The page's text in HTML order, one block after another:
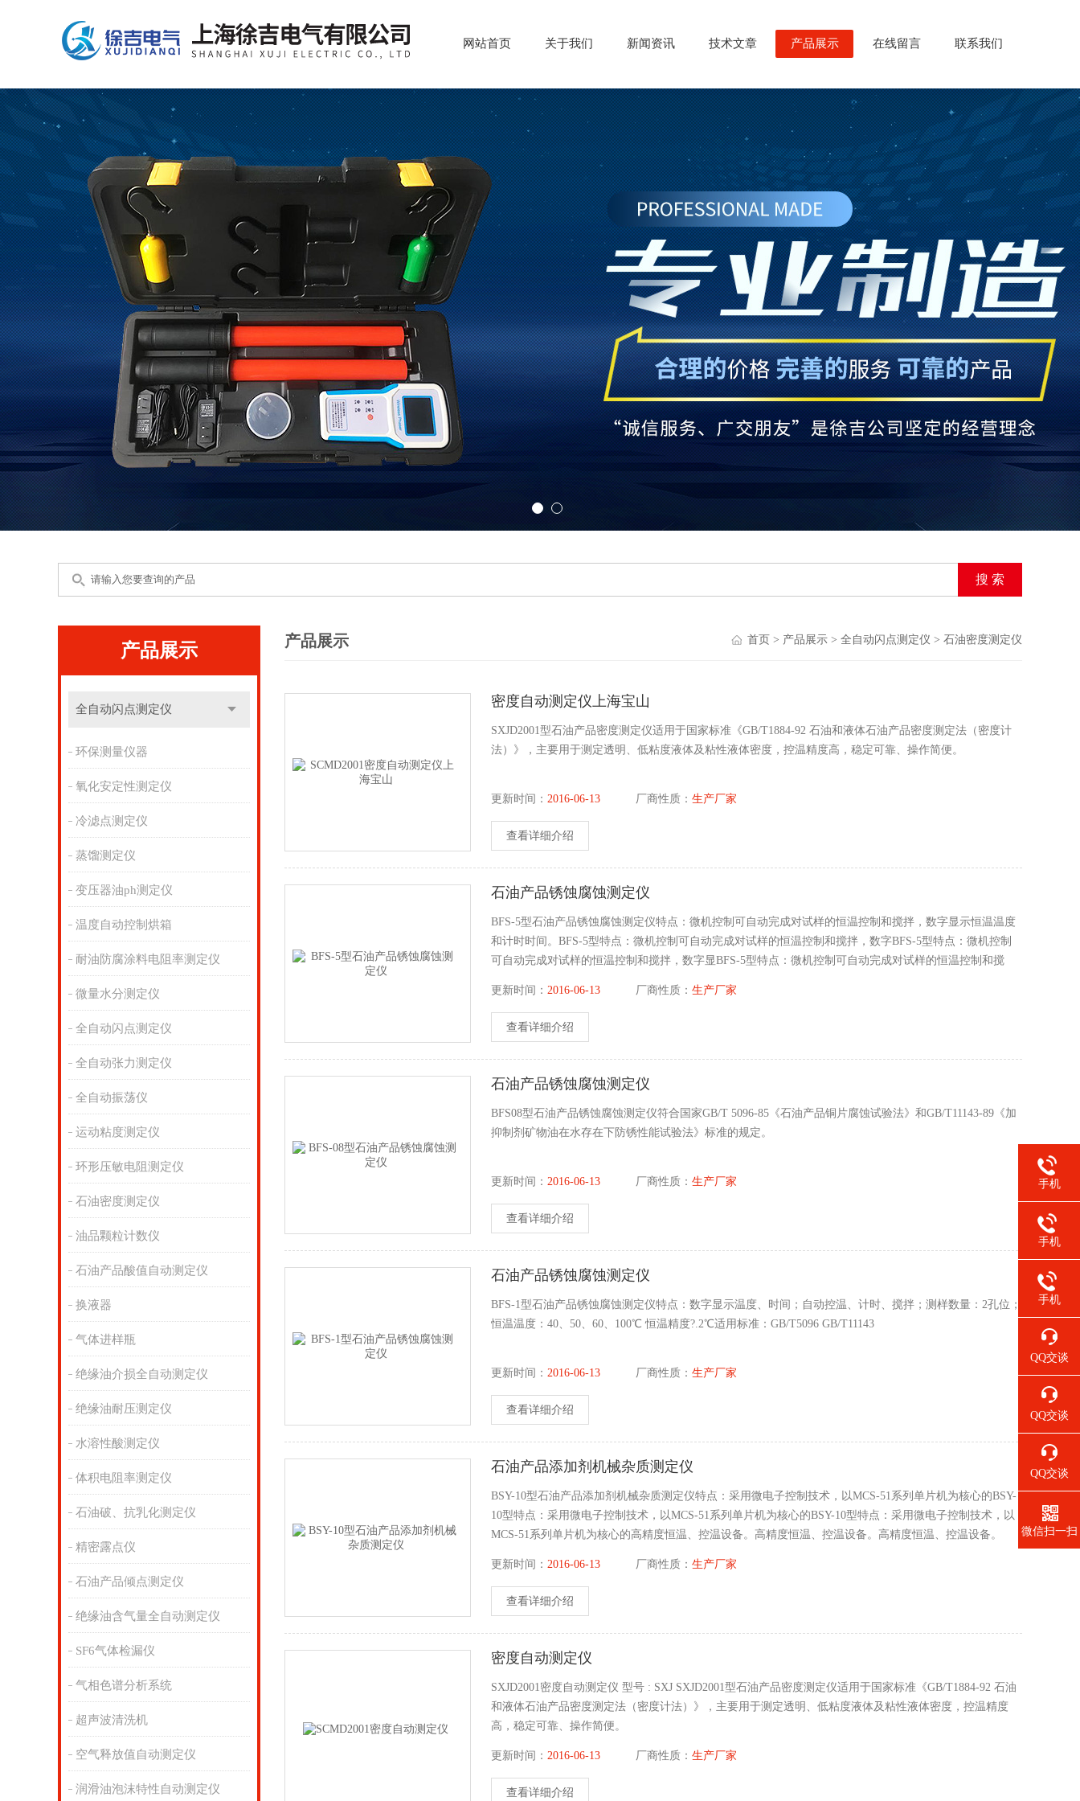
网站首页 关于我们 新闻资讯 技术文章 产品展示 在线留言 联系我们
产品展示
全自动闪点测定仪
环保测量仪器
氧化安定性测定仪
冷滤点测定仪
蒸馏测定仪
变压器油ph测定仪
温度自动控制烘箱
耐油防腐涂料电阻率测定仪
微量水分测定仪
全自动闪点测定仪
全自动张力测定仪
全自动振荡仪
运动粘度测定仪
环形压敏电阻测定仪
石油密度测定仪
油品颗粒计数仪
石油产品酸值自动测定仪
换液器
气体进样瓶
绝缘油介损全自动测定仪
绝缘油耐压测定仪
水溶性酸测定仪
体积电阻率测定仪
石油破、抗乳化测定仪
精密露点仪
石油产品倾点测定仪
绝缘油含气量全自动测定仪
SF6气体检漏仪
气相色谱分析系统
超声波清洗机
空气释放值自动测定仪
润滑油泡沫特性自动测定仪
产品展示 首页 > 产品展示 > 全自动闪点测定仪 > 石油密度测定仪
密度自动测定仪上海宝山
SXJD2001型石油产品密度测定仪适用于国家标准《GB/T1884-92 石油和液体石油产品密度测定法（密度计
法）》，主要用于测定透明、低粘度液体及粘性液体密度，控温精度高，稳定可靠、操作简便。
更新时间：2016-06-13 厂商性质：生产厂家
查看详细介绍
石油产品锈蚀腐蚀测定仪
BFS-5型石油产品锈蚀腐蚀测定仪特点：微机控制可自动完成对试样的恒温控制和搅拌，数字显示恒温温度
和计时时间。BFS-5型特点：微机控制可自动完成对试样的恒温控制和搅拌，数字BFS-5型特点：微机控制
可自动完成对试样的恒温控制和搅拌，数字显BFS-5型特点：微机控制可自动完成对试样的恒温控制和搅
更新时间：2016-06-13 厂商性质：生产厂家
查看详细介绍
石油产品锈蚀腐蚀测定仪
BFS08型石油产品锈蚀腐蚀测定仪符合国家GB/T 5096-85《石油产品铜片腐蚀试验法》和GB/T11143-89《加
抑制剂矿物油在水存在下防锈性能试验法》标准的规定。
更新时间：2016-06-13 厂商性质：生产厂家
查看详细介绍
石油产品锈蚀腐蚀测定仪
BFS-1型石油产品锈蚀腐蚀测定仪特点：数字显示温度、时间；自动控温、计时、搅拌；测样数量：2孔位；
恒温温度：40、50、60、100℃ 恒温精度?.2℃适用标准：GB/T5096 GB/T11143
更新时间：2016-06-13 厂商性质：生产厂家
查看详细介绍
石油产品添加剂机械杂质测定仪
BSY-10型石油产品添加剂机械杂质测定仪特点：采用微电子控制技术，以MCS-51系列单片机为核心的BSY-
10型特点：采用微电子控制技术，以MCS-51系列单片机为核心的BSY-10型特点：采用微电子控制技术，以
MCS-51系列单片机为核心的高精度恒温、控温设备。高精度恒温、控温设备。高精度恒温、控温设备。
更新时间：2016-06-13 厂商性质：生产厂家
查看详细介绍
密度自动测定仪
SXJD2001密度自动测定仪 型号 : SXJ SXJD2001型石油产品密度测定仪适用于国家标准《GB/T1884-92 石油
和液体石油产品密度测定法（密度计法）》，主要用于测定透明、低粘度液体及粘性液体密度，控温精度
高，稳定可靠、操作简便。
更新时间：2016-06-13 厂商性质：生产厂家
查看详细介绍
手机
手机
手机
QQ交谈
QQ交谈
QQ交谈
微信扫一扫